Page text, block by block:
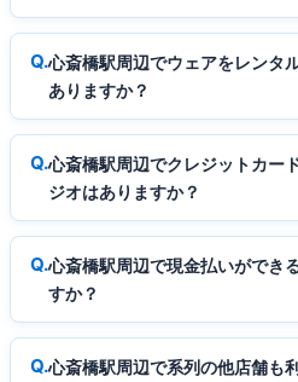
心斎橋駅周辺でウェアをレンタ
ありますか？
心斎橋駅周辺でクレジットカー
ジオはありますか？
心斎橋駅周辺で現金払いができ
すか？
心斎橋駅周辺で系列の他店舗も